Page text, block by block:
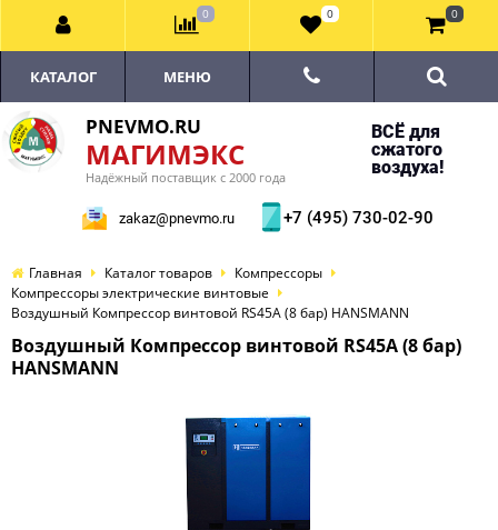
PNEVMO.RU
МАГИМЭКС
Надёжный поставщик с 2000 года
ВСЁ для
сжатого
воздуха!
zakaz@pnevmo.ru +7 (495) 730-02-90
КАТАЛОГ МЕНЮ
Главная Каталог товаров
Компрессоры
Компрессоры электрические винтовые
Воздушный Компрессор винтовой RS45А (8 бар) HANSMANN
Воздушный Компрессор винтовой RS45А (8 бар)
HANSMANN
0 0 0